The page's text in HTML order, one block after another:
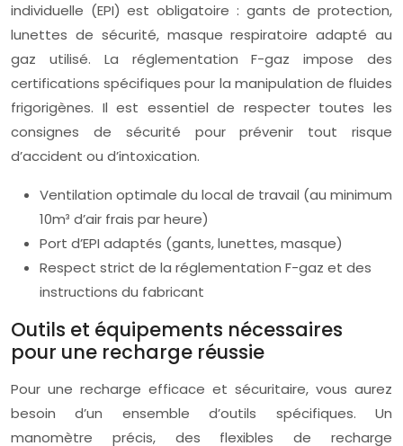
individuelle (EPI) est obligatoire : gants de protection,
lunettes de sécurité, masque respiratoire adapté au
gaz utilisé. La réglementation F-gaz impose des
certifications spécifiques pour la manipulation de fluides
frigorigènes. Il est essentiel de respecter toutes les
consignes de sécurité pour prévenir tout risque
d’accident ou d’intoxication.
Ventilation optimale du local de travail (au minimum
10m³ d’air frais par heure)
Port d’EPI adaptés (gants, lunettes, masque)
Respect strict de la réglementation F-gaz et des
instructions du fabricant
Outils et équipements nécessaires
pour une recharge réussie
Pour une recharge efficace et sécuritaire, vous aurez
besoin d’un ensemble d’outils spécifiques. Un
manomètre précis, des flexibles de recharge